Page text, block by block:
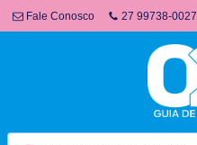
Fale Conosco 27 99738-0027